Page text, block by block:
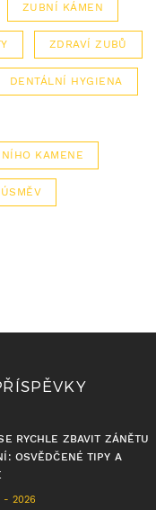
ZUBNÍ KÁMEN
ZDRAVÍ ZUBŮ
DENTÁLNÍ HYGIENA
KAMENE
ÚSMĚV
RYCHLE ZBAVIT ZÁNĚTU
OSVĚDČENÉ TIPY A
- 2026